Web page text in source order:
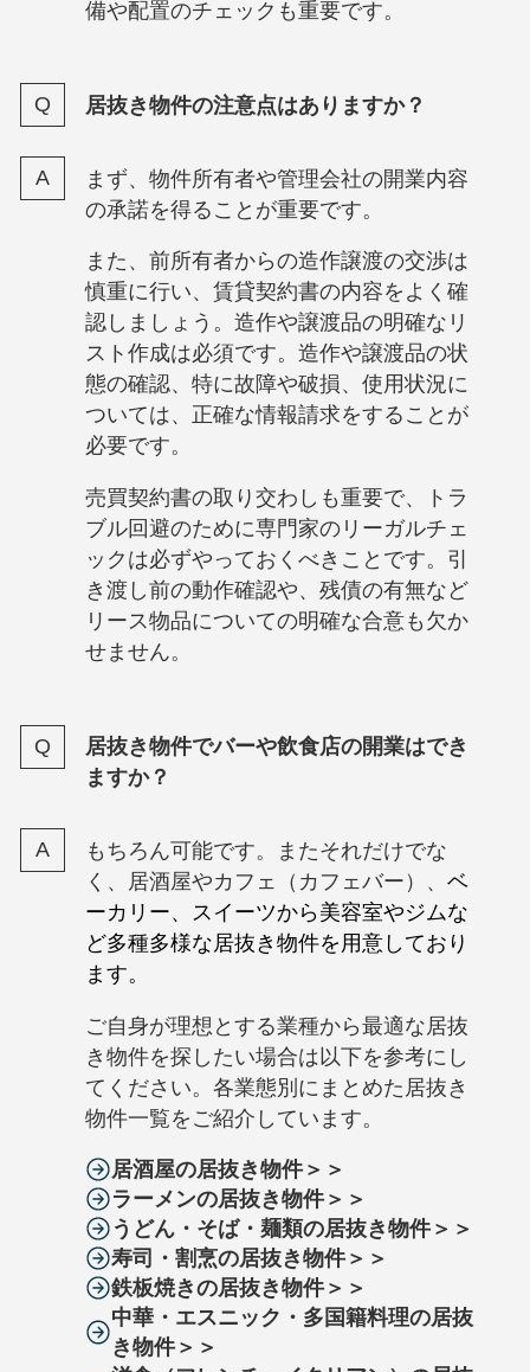
備や配置のチェックも重要です。
居抜き物件の注意点はありますか？
まず、物件所有者や管理会社の開業内容
の承諾を得ることが重要です。
また、前所有者からの造作譲渡の交渉は
慎重に行い、賃貸契約書の内容をよく確
認しましょう。造作や譲渡品の明確なリ
スト作成は必須です。造作や譲渡品の状
態の確認、特に故障や破損、使用状況に
ついては、正確な情報請求をすることが
必要です。
売買契約書の取り交わしも重要で、トラ
ブル回避のために専門家のリーガルチェ
ックは必ずやっておくべきことです。引
き渡し前の動作確認や、残債の有無など
リース物品についての明確な合意も欠か
せません。
居抜き物件でバーや飲食店の開業はでき
ますか？
もちろん可能です。またそれだけでな
く、居酒屋やカフェ（カフェバー）、 ベ
ーカリー、スイーツから美容室やジムな
ど多種多様な居抜き物件を用意しており
ます。
ご自身が理想とする業種から最適な居抜
き物件を探したい場合は以下を参考にし
てください。各業態別にまとめた居抜き
物件一覧をご紹介しています。
居酒屋の居抜き物件＞＞
ラーメンの居抜き物件＞＞
うどん・そば・麺類の居抜き物件＞＞
寿司・割烹の居抜き物件＞＞
鉄板焼きの居抜き物件＞＞
中華・エスニック・多国籍料理の居抜
き物件＞＞